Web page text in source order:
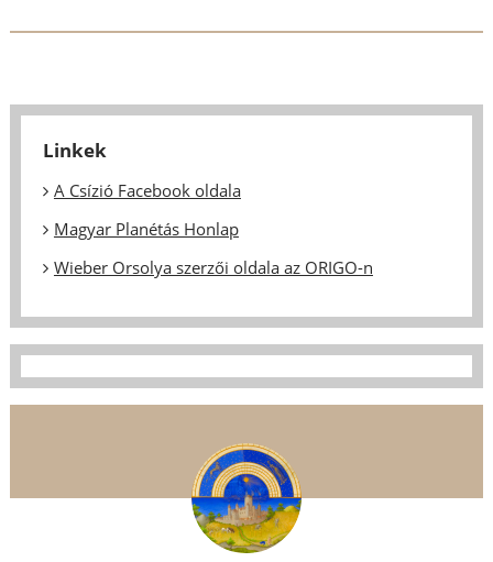
Linkek
A Csízió Facebook oldala
Magyar Planétás Honlap
Wieber Orsolya szerzői oldala az ORIGO-n